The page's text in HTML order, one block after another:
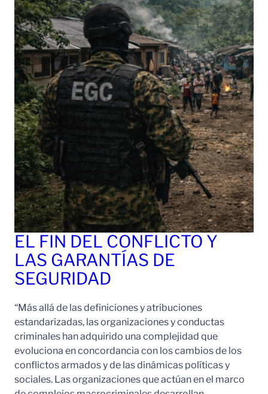
EL FIN DEL CONFLICTO Y
LAS GARANTÍAS DE
SEGURIDAD
“Más allá de las definiciones y atribuciones
estandarizadas, las organizaciones y conductas
criminales han adquirido una complejidad que
evoluciona en concordancia con los cambios de los
conflictos armados y de las dinámicas políticas y
sociales. Las organizaciones que actúan en el marco